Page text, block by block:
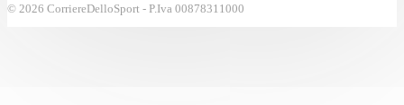
© 2026 CorriereDelloSport - P.Iva 00878311000